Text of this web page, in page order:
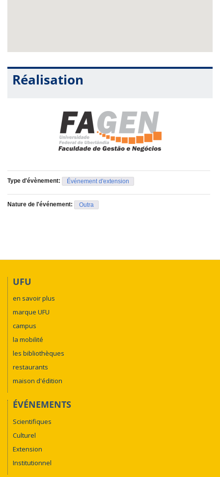
Réalisation
Type d'évènement: Événement d'extension
Nature de l'événement: Outra
UFU
en savoir plus
marque UFU
campus
la mobilité
les bibliothèques
restaurants
maison d'édition
ÉVÉNEMENTS
Scientifiques
Culturel
Extension
Institutionnel